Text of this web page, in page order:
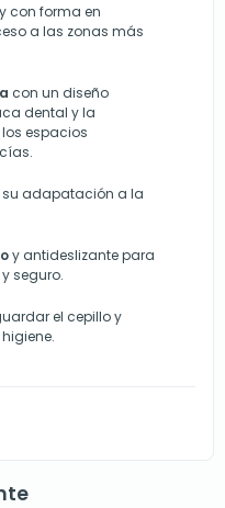
con forma en
a las zonas más
con un diseño
dental y la
espacios
adapatación a la
y antideslizante para
seguro.
el cepillo y